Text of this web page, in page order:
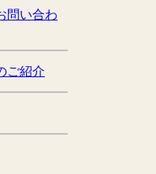
問い合わ
ご紹介